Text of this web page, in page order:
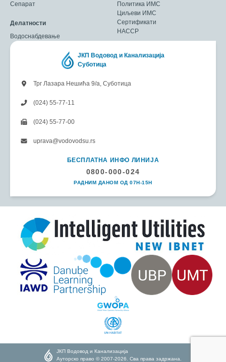
Сепарат
Делатности
Водоснабдевање
Политика ИМС
Циљеви ИМС
Сертификати
HACCP
ЈКП Водовод и Канализација
Суботица
Трг Лазара Нешића 9/а, Суботица
(024) 55-77-11
(024) 55-77-00
uprava@vodovodsu.rs
БЕСПЛАТНА ИНФО ЛИНИЈА
0800-000-024
РАДНИМ ДАНОМ ОД 07H-15H
ЈКП Водовод и Канализација
Ауторско право © 2007-2026. Сва права задржана.